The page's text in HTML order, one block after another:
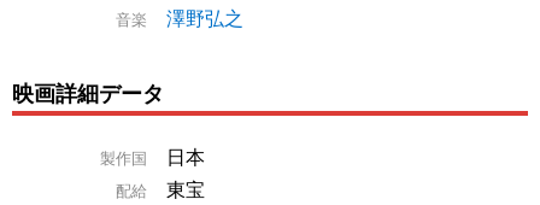
音楽 澤野弘之
映画詳細データ
製作国 日本
配給 東宝